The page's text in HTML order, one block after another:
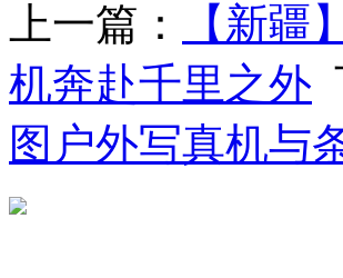
上一篇：
【新
机奔赴千里之外
图户外写真机与